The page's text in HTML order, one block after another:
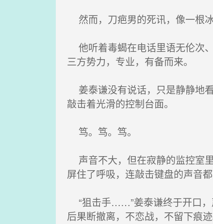
然而，刀疤男的死讯，像一根
他听着毒蝎在电话里语无伦次
三方势力，专业，有备而来。
姜泰谦没有说话，只是静静地
敲击着光滑的控制台面。
笃。笃。笃。
声音不大，但在寂静的监控室
屏住了呼吸，连敲击键盘的声音都
“狙击手……”姜泰谦终于开口，
后果断撤离，不恋战，不留下痕